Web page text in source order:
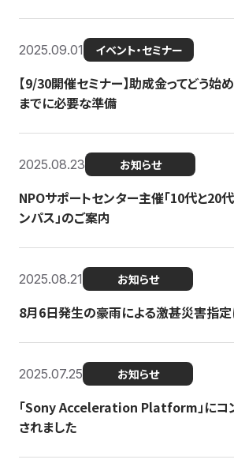
2025.09.01 イベント・セミナー
【9/30開催セミナー】助成金ってどう始
までに必要な準備
2025.08.23 お知らせ
NPOサポートセンター主催「10代と20
ンパス」のご案内
2025.08.21 お知らせ
8月6日発生の豪雨による激甚災害指定
2025.07.25 お知らせ
「Sony Acceleration Platform」にコ
されました